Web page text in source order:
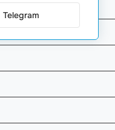
Telegram